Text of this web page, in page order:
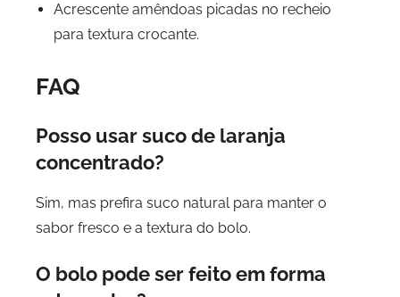
Acrescente amêndoas picadas no recheio
para textura crocante.
FAQ
Posso usar suco de laranja
concentrado?
Sim, mas prefira suco natural para manter o
sabor fresco e a textura do bolo.
O bolo pode ser feito em forma